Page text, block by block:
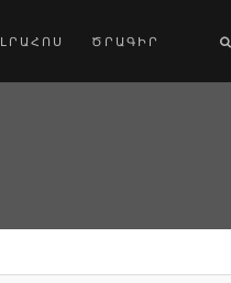
ԼՐԱՀՈՍ ԾՐԱԳԻՐ